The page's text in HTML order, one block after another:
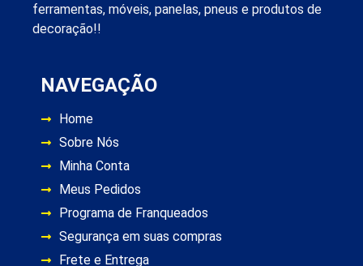
ferramentas, móveis, panelas, pneus e produtos de
decoração!!
NAVEGAÇÃO
Home
Sobre Nós
Minha Conta
Meus Pedidos
Programa de Franqueados
Segurança em suas compras
Frete e Entrega